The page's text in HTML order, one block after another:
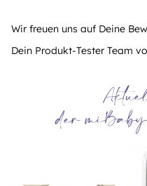
Wir freuen uns auf Deine
Dein Produkt-Tester Team
der